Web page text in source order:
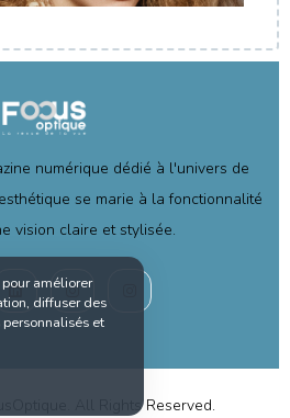
numérique dédié à l'univers de
se marie à la fonctionnalité
vision claire et stylisée.
All Rights Reserved.
améliorer
diffuser des
et